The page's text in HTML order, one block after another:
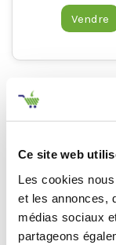
Ce site web
Les cookies
et les annonces,
médias sociaux
partageons
Vendre
Transformez vos
rapidement grâce
Corrale, ou un
paiement par
comment vendre
obtenir un prix